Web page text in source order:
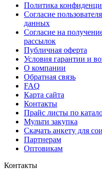
Политика
Согласие
данных
Согласие на
рассылок
Публичная оферта
Условия гарантии и
О компании
Обратная связь
FAQ
Карта сайта
Контакты
Прайс листы по
Мульти закупка
Скачать анкету для
Партнерам
Оптовикам
Контакты